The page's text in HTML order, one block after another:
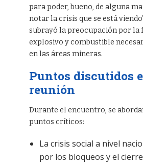
para poder, bueno, de alguna
notar la crisis que se está
subrayó la preocupación por la
explosivo y combustible
en las áreas mineras.
Puntos discutidos
reunión
Durante el encuentro, se
puntos críticos:
La crisis social a nivel
por los bloqueos y el